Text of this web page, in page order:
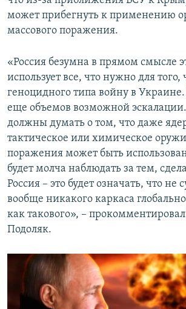
может прибегнуть к применению
массового поражения.
«Россия безумна в прямом смысле
использует все, что нужно для того,
геноцидного типа войну в
еще объемов возможной
должны думать о том, что даже
тактическое или химическое
поражения может быть
будет молча наблюдать за тем,
Россия – это будет означать, что не
вообще никакого каркаса
как такового», –
Подоляк.